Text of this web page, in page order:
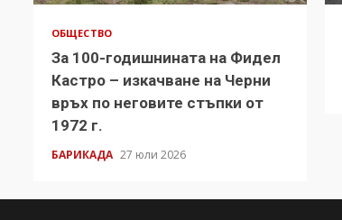
ОБЩЕСТВО
За 100-годишнината на Фидел
Кастро – изкачване на Черни
връх по неговите стъпки от
1972 г.
БАРИКАДА 27 юли 2026